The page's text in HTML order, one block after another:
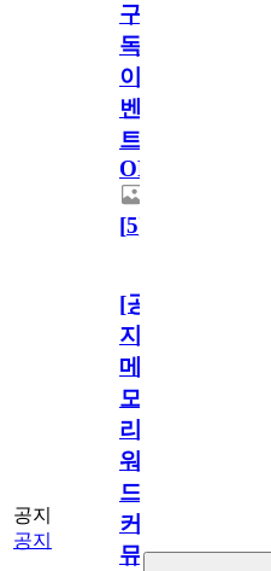
구
독
이
벤
트
OPEN!
[5]
공지
공지
[공
지]
메
모
리
워
드
커
뮤